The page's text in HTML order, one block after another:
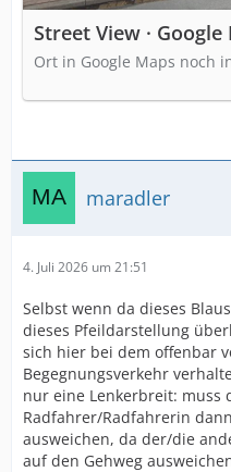
Street View · Google
Ort in Google Maps noch
maradler
4. Juli 2026 um 21:51
Selbst wenn da dieses
dieses Pfeildarstellung
sich hier bei dem offenbar
Begegnungsverkehr
nur eine Lenkerbreit: muss
Radfahrer/Radfahrerin
ausweichen, da der/die
auf den Gehweg